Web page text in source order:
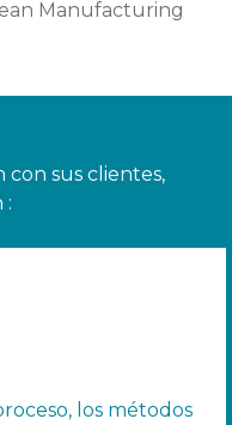
Manufacturing
con sus clientes,
:
los métodos